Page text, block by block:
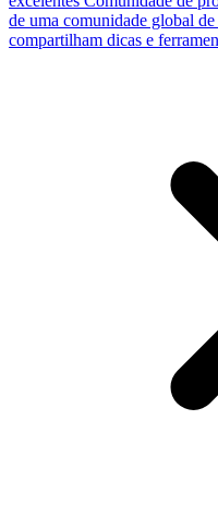
de uma comunidade global
compartilham dicas e